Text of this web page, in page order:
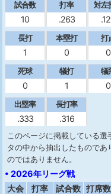
試合数
10
打率
.263
対左
長打
1
本塁打
0
打
0
死球
0
犠打
1
犠
0
出塁率
.333
長打率
.316
このページに掲載している
タの中から抽出したものであ
のではありません。
• 2026年リーグ戦
大会 打率 試合数 打席数